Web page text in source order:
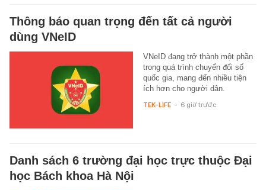
Thông báo quan trọng đến tất cả người
dùng VNeID
VNeID đang trở thành một phần
trong quá trình chuyển đổi số
quốc gia, mang đến nhiều tiện
ích hơn cho người dân.
TEK-LIFE - 6 giờ trước
Danh sách 6 trường đại học trực thuộc Đại
học Bách khoa Hà Nội